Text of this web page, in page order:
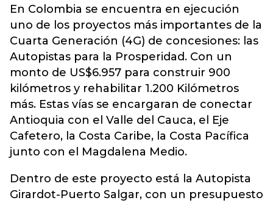
En Colombia se encuentra en ejecución
uno de los proyectos más importantes de la
Cuarta Generación (4G) de concesiones: las
Autopistas para la Prosperidad. Con un
monto de US$6.957 para construir 900
kilómetros y rehabilitar 1.200 Kilómetros
más. Estas vías se encargaran de conectar
Antioquia con el Valle del Cauca, el Eje
Cafetero, la Costa Caribe, la Costa Pacífica
junto con el Magdalena Medio.
Dentro de este proyecto está la Autopista
Girardot-Puerto Salgar, con un presupuesto